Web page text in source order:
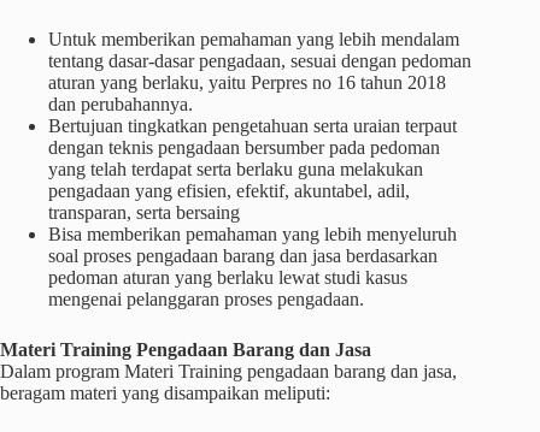
Untuk memberikan pemahaman yang lebih mendalam
tentang dasar-dasar pengadaan, sesuai dengan pedoman
aturan yang berlaku, yaitu Perpres no 16 tahun 2018
dan perubahannya.
Bertujuan tingkatkan pengetahuan serta uraian terpaut
dengan teknis pengadaan bersumber pada pedoman
yang telah terdapat serta berlaku guna melakukan
pengadaan yang efisien, efektif, akuntabel, adil,
transparan, serta bersaing
Bisa memberikan pemahaman yang lebih menyeluruh
soal proses pengadaan barang dan jasa berdasarkan
pedoman aturan yang berlaku lewat studi kasus
mengenai pelanggaran proses pengadaan.
Materi Training Pengadaan Barang dan Jasa
Dalam program Materi Training pengadaan barang dan jasa,
beragam materi yang disampaikan meliputi: